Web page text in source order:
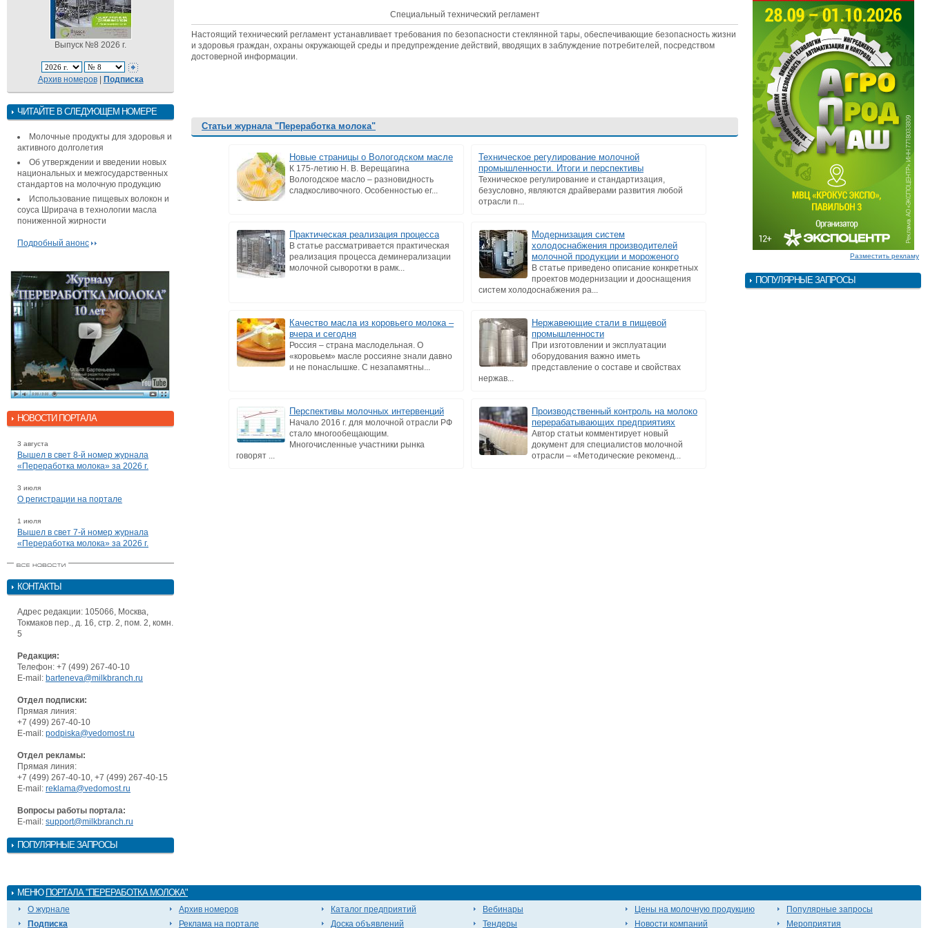
Выпуск №8 2026 г.
Архив номеров| Подписка
ЧИТАЙТЕ В СЛЕДУЮЩЕМ НОМЕРЕ
Молочные продукты для здоровья и
активного долголетия
Об утверждении и введении новых
национальных и межгосударственных
стандартов на молочную продукцию
Использование пищевых волокон и
соуса Шрирача в технологии масла
пониженной жирности
Подробный анонс
НОВОСТИ ПОРТАЛА
3 августа
Вышел в свет 8-й номер журнала
«Переработка молока» за 2026 г.
3 июля
О регистрации на портале
1 июля
Вышел в свет 7-й номер журнала
«Переработка молока» за 2026 г.
КОНТАКТЫ
Адрес редакции: 105066, Москва,
Токмаков пер., д. 16, стр. 2, пом. 2, комн.
5
Редакция:
Телефон: +7 (499) 267-40-10
E-mail: barteneva@milkbranch.ru
Отдел подписки:
Прямая линия:
+7 (499) 267-40-10
E-mail: podpiska@vedomost.ru
Отдел рекламы:
Прямая линия:
+7 (499) 267-40-10, +7 (499) 267-40-15
E-mail: reklama@vedomost.ru
Вопросы работы портала:
E-mail: support@milkbranch.ru
ПОПУЛЯРНЫЕ ЗАПРОСЫ
Cпециальный технический регламент
Настоящий технический регламент устанавливает требования по безопасности стеклянной тары, обеспечивающие безопасность жизни
и здоровья граждан, охраны окружающей среды и предупреждение действий, вводящих в заблуждение потребителей, посредством
достоверной информации.
Статьи журнала "Переработка молока"
Новые страницы о Вологодском масле
К 175-летию Н. В. Верещагина
Вологодское масло – разновидность
сладкосливочного. Особенностью ег...
Техническое регулирование молочной
промышленности. Итоги и перспективы
Техническое регулирование и стандартизация,
безусловно, являются драйверами развития любой
отрасли п...
Практическая реализация процесса
В статье рассматривается практическая
реализация процесса деминерализации
молочной сыворотки в рамк...
Модернизация систем
холодоснабжения производителей
молочной продукции и мороженого
В статье приведено описание конкретных
проектов модернизации и дооснащения
систем холодоснабжения ра...
Качество масла из коровьего молока –
вчера и сегодня
Россия – страна маслодельная. О
«коровьем» масле россияне знали давно
и не понаслышке. С незапамятны...
Нержавеющие стали в пищевой
промышленности
При изготовлении и эксплуатации
оборудования важно иметь
представление о составе и свойствах
нержав...
Перспективы молочных интервенций
Начало 2016 г. для молочной отрасли РФ
стало многообещающим.
Многочисленные участники рынка
говорят ...
Производственный контроль на молоко
перерабатывающих предприятиях
Автор статьи комментирует новый
документ для специалистов молочной
отрасли – «Методические рекоменд...
Разместить рекламу
ПОПУЛЯРНЫЕ ЗАПРОСЫ
МЕНЮ ПОРТАЛА "ПЕРЕРАБОТКА МОЛОКА"
О журнале
Подписка
Архив номеров
Реклама на портале
Каталог предприятий
Доска объявлений
Вебинары
Тендеры
Цены на молочную продукцию
Новости компаний
Популярные запросы
Мероприятия